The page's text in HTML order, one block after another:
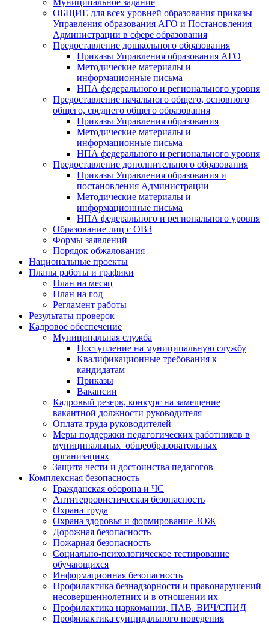
Муниципальное задание
ОБЩИЕ для всех уровней образования приказы
Управления образования АГО и Постановления
Администрации в сфере образования
Предоставление дошкольного образования
Приказы Управления образования АГО
Методические материалы и
информационные письма
НПА федерального и регионального уровня
Предоставление начального общего, основного
общего, среднего общего образования
Приказы Управления образования
Методические материалы и
информационные письма
НПА федерального и регионального уровня
Предоставление дополнительного образования
Приказы Управления образования и
постановления Администрации
Методические материалы и
информационные письма
НПА федерального и регионального уровня
Образование лиц с ОВЗ
Формы заявлений
Порядок обжалования
Национальные проекты
Планы работы и графики
План на месяц
План на год
Регламент работы
Результаты проверок
Кадровое обеспечение
Муниципальная служба
Поступление на муниципальную службу
Квалификационные требования к
кандидатам
Приказы
Вакансии
Кадровый резерв, конкурс на замещение
вакантной должности руководителя
Оплата труда руководителей
Меры поддержки педагогических работников в
муниципальных общеобразовательных
организациях
Защита чести и достоинства педагогов
Комплексная безопасность
Гражданская оборона и ЧС
Антитеррористическая безопасность
Охрана труда
Охрана здоровья и формирование ЗОЖ
Дорожная безопасность
Пожарная безопасность
Социально-психологическое тестирование
обучающихся
Информационная безопасность
Профилактика безнадзорности и правонарушений
несовершеннолетних и в отношении их
Профилактика наркомании, ПАВ, ВИЧ/СПИД
Профилактика суицидального поведения